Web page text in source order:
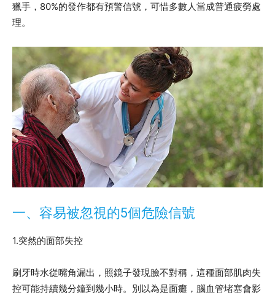
獵手，80%的發作都有預警信號，可惜多數人當成普通疲勞處
理。
一、容易被忽視的5個危險信號
1.突然的面部失控
刷牙時水從嘴角漏出，照鏡子發現臉不對稱，這種面部肌肉失
控可能持續幾分鐘到幾小時。別以為是面癱，腦血管堵塞會影